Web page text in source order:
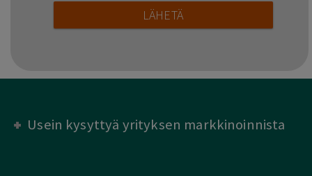
Usein kysyttyä yrityksen markkinoinnista